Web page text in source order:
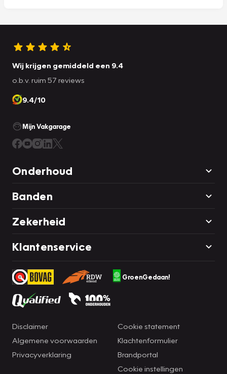
Wij krijgen gemiddeld een 9.4
o.b.v. ruim 57 reviews
9.4/10
Mijn Vakgarage
Onderhoud
Banden
Zekerheid
Klantenservice
GroenGedaan!
Disclaimer
Algemene voorwaarden
Privacyverklaring
Cookie statement
Klachtenformulier
Brandportal
Cookie instellingen